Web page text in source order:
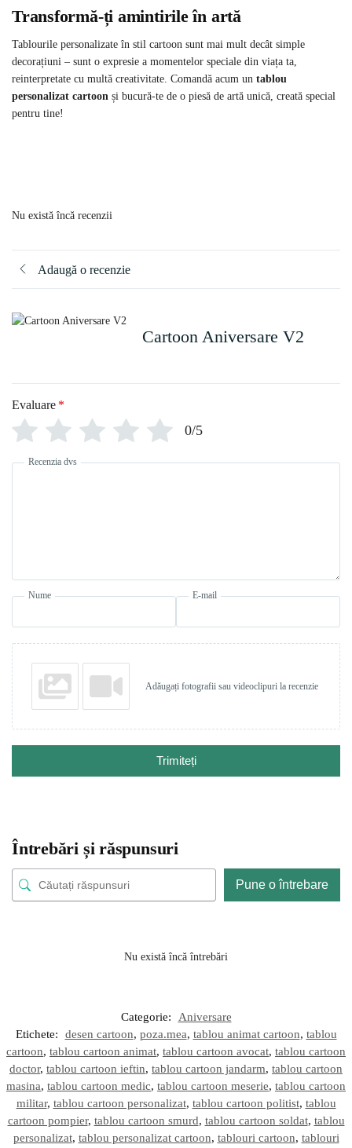
Transformă-ți amintirile în artă
Tablourile personalizate în stil cartoon sunt mai mult decât simple
decorațiuni – sunt o expresie a momentelor speciale din viața ta,
reinterpretate cu multă creativitate. Comandă acum un tablou
personalizat cartoon și bucură-te de o piesă de artă unică, creată special
pentru tine!
Nu există încă recenzii
Adaugă o recenzie
Cartoon Aniversare V2
Evaluare *
0/5
Recenzia dvs
Nume E-mail
Adăugați fotografii sau videoclipuri la recenzie
Trimiteți
Întrebări și răspunsuri
Pune o întrebare
Nu există încă întrebări
Categorie:
Aniversare
Etichete:
desen cartoon, poza.mea, tablou animat cartoon, tablou
cartoon, tablou cartoon animat, tablou cartoon avocat, tablou cartoon
doctor, tablou cartoon ieftin, tablou cartoon jandarm, tablou cartoon
masina, tablou cartoon medic, tablou cartoon meserie, tablou cartoon
militar, tablou cartoon personalizat, tablou cartoon politist, tablou
cartoon pompier, tablou cartoon smurd, tablou cartoon soldat, tablou
personalizat, tablou personalizat cartoon, tablouri cartoon, tablouri